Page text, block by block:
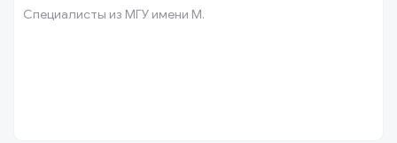
Специалисты из МГУ имени М.